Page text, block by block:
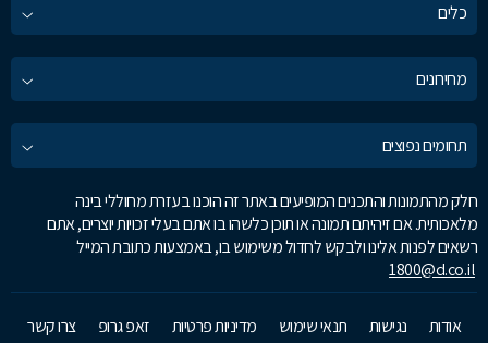
כלים
מחירונים
תחומים נפוצים
חלק מהתמונות והתכנים המופיעים באתר זה הוכנו בעזרת מחוללי בינה
מלאכותית. אם זיהיתם תמונה או תוכן כלשהו בו אתם בעלי זכויות יוצרים, אתם
רשאים לפנות אלינו ולבקש לחדול משימוש בו, באמצעות כתובת המייל
1800@d.co.il
אודות נגישות תנאי שימוש מדיניות פרטיות זאפ גרופ צרו קשר